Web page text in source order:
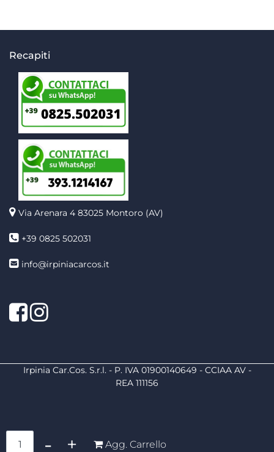
Agg. Carrello
Recapiti
Via Arenara 4 83025 Montoro (AV)
+39 0825 502031
info@irpiniacarcos.it
FacebookInstagram
Irpinia Car.Cos. S.r.l. - P. IVA 01900140649 - CCIAA AV -
REA 111156
Powered byPassepartout